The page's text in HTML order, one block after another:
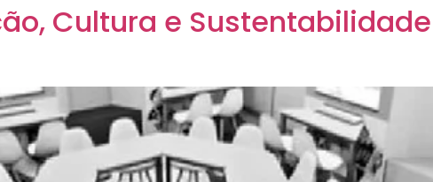
Cultura e Sustentabilidade